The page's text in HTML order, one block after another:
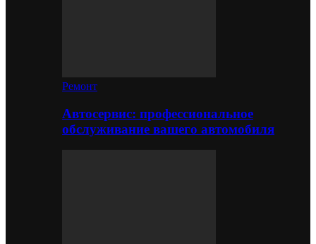
Ремонт
Автосервис: профессиональное
обслуживание вашего автомобиля